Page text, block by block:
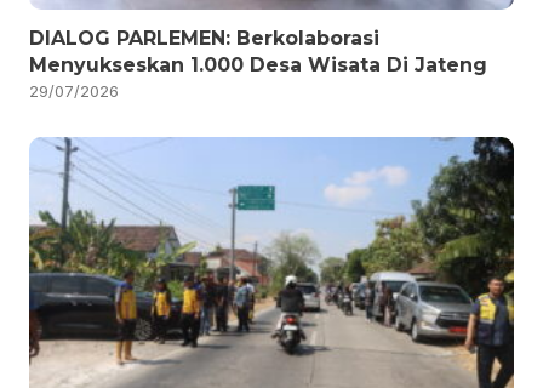
DIALOG PARLEMEN: Berkolaborasi
Menyukseskan 1.000 Desa Wisata Di Jateng
29/07/2026